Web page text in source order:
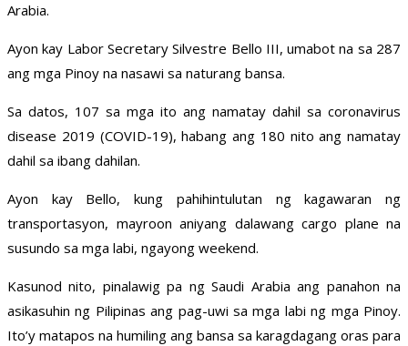
Arabia.
Ayon kay Labor Secretary Silvestre Bello III, umabot na sa 287
ang mga Pinoy na nasawi sa naturang bansa.
Sa datos, 107 sa mga ito ang namatay dahil sa coronavirus
disease 2019 (COVID-19), habang ang 180 nito ang namatay
dahil sa ibang dahilan.
Ayon kay Bello, kung pahihintulutan ng kagawaran ng
transportasyon, mayroon aniyang dalawang cargo plane na
susundo sa mga labi, ngayong weekend.
Kasunod nito, pinalawig pa ng Saudi Arabia ang panahon na
asikasuhin ng Pilipinas ang pag-uwi sa mga labi ng mga Pinoy.
Ito’y matapos na humiling ang bansa sa karagdagang oras para